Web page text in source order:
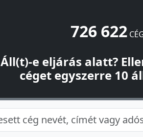
726 622
Áll(t)-e eljárás alatt?
céget egyszerre 10